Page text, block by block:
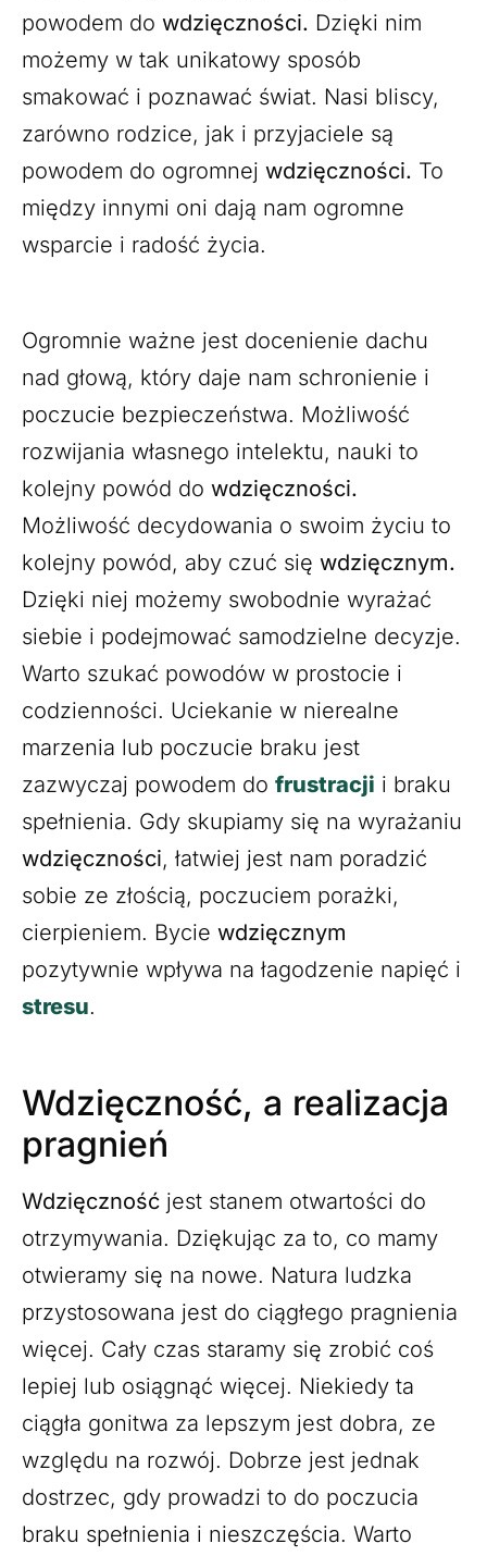
powodem do wdzięczności. Dzięki nim
możemy w tak unikatowy sposób
smakować i poznawać świat. Nasi bliscy,
zarówno rodzice, jak i przyjaciele są
powodem do ogromnej wdzięczności. To
między innymi oni dają nam ogromne
wsparcie i radość życia.
Ogromnie ważne jest docenienie dachu
nad głową, który daje nam schronienie i
poczucie bezpieczeństwa. Możliwość
rozwijania własnego intelektu, nauki to
kolejny powód do wdzięczności.
Możliwość decydowania o swoim życiu to
kolejny powód, aby czuć się wdzięcznym.
Dzięki niej możemy swobodnie wyrażać
siebie i podejmować samodzielne decyzje.
Warto szukać powodów w prostocie i
codzienności. Uciekanie w nierealne
marzenia lub poczucie braku jest
zazwyczaj powodem do frustracji i braku
spełnienia. Gdy skupiamy się na wyrażaniu
wdzięczności, łatwiej jest nam poradzić
sobie ze złością, poczuciem porażki,
cierpieniem. Bycie wdzięcznym
pozytywnie wpływa na łagodzenie napięć i
stresu.
Wdzięczność, a realizacja
pragnień
Wdzięczność jest stanem otwartości do
otrzymywania. Dziękując za to, co mamy
otwieramy się na nowe. Natura ludzka
przystosowana jest do ciągłego pragnienia
więcej. Cały czas staramy się zrobić coś
lepiej lub osiągnąć więcej. Niekiedy ta
ciągła gonitwa za lepszym jest dobra, ze
względu na rozwój. Dobrze jest jednak
dostrzec, gdy prowadzi to do poczucia
braku spełnienia i nieszczęścia. Warto